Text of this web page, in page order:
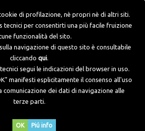
di profilazione, nè propri nè di altri siti.
tecnici per consentirti una più facile fruizione
funzionalità del sito.
navigazione di questo sito è consultabile
cliccando qui.
segui le indicazioni del browser in uso.
manifesti esplicitamente il consenso all'uso
comunicazione dei dati di navigazione alle
terze parti.
OK Piú info
Raccordi Gas
Raccordo 90°
PVC